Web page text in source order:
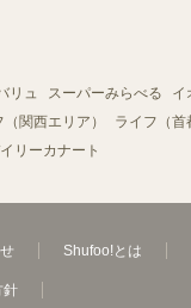
リュ スーパーみらべる
イ
関西エリア）
ライフ（首
リーカナート
Shufoo!とは
針